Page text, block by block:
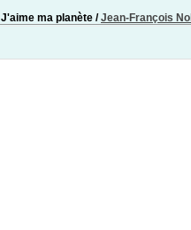
J'aime ma planète /Jean-François